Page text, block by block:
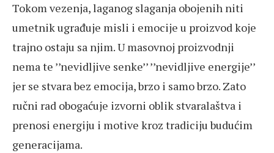
Tokom vezenja, laganog slaganja obojenih niti
umetnik ugrađuje misli i emocije u proizvod koje
trajno ostaju sa njim. U masovnoj proizvodnji
nema te ’’nevidljive senke’’ ’’nevidljive energije’’
jer se stvara bez emocija, brzo i samo brzo. Zato
ručni rad obogaćuje izvorni oblik stvaralaštva i
prenosi energiju i motive kroz tradiciju budućim
generacijama.